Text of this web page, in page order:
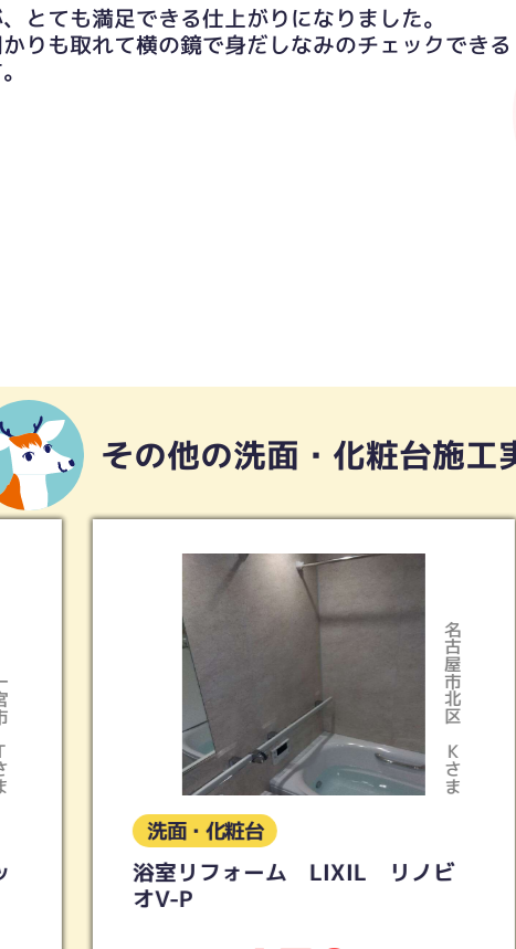
とても満足できる仕上がりになりました。
りも取れて横の鏡で身だしなみのチェックできる
その他の洗面・化粧台施工
Kさま
洗面・化粧台
浴室リフォーム LIXIL リノビ
オV-P